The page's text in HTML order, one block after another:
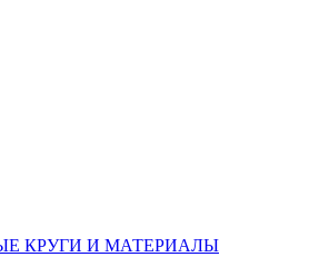
КРУГИ И МАТЕРИАЛЫ